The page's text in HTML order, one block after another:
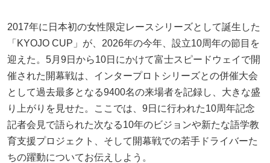
2017年に日本初の女性限定レースシリーズとして誕生した
「KYOJO CUP」が、2026年の今年、設立10周年の節目を
迎えた。5月9日から10日にかけて富士スピードウェイで開
催された開幕戦は、インタープロトシリーズとの併催大会
として過去最多となる9400名の来場者を記録し、大きな盛
り上がりを見せた。ここでは、9日に行われた10周年記念
記者会見で語られた次なる10年のビジョンや新たな語学教
育支援プロジェクト、そして開幕戦での若手ドライバーた
ちの躍動についてお伝えしよう。